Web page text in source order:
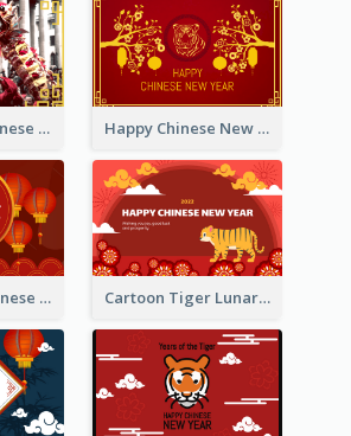
2022 Happy Chinese New Year Greeting Card With Photo Happy Chinese New Year Greeting Card With Chinese Tree Illustration
Traditional Chinese New Year Celebration Greeting Card Cartoon Tiger Lunar New Year Greeting Card